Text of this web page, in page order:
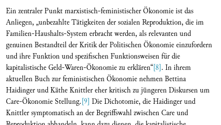
Ein zentraler Punkt marxistisch-feministischer Ökonomie ist das
Anliegen, „unbezahlte Tätigkeiten der sozia­len Reproduktion, die im
Familien-Haushalts-System erbracht werden, als relevanten und
genuinen Bestandteil der Kritik der Politischen Ökonomie einzufordern
und ihre Funktion und spezifischen Funktionsweisen für die
kapitalistische Geld-Waren-Ökonomie zu erklären“[8]. In ihrem
aktuellen Buch zur feministischen Ökonomie nehmen Bettina
Haidinger und Käthe Knittler eher kritisch zu jüngeren Diskursen um
Care-Ökonomie Stellung.[9] Die Dichotomie, die Haidinger und
Knittler symptomatisch an der Begriffswahl zwischen Care und